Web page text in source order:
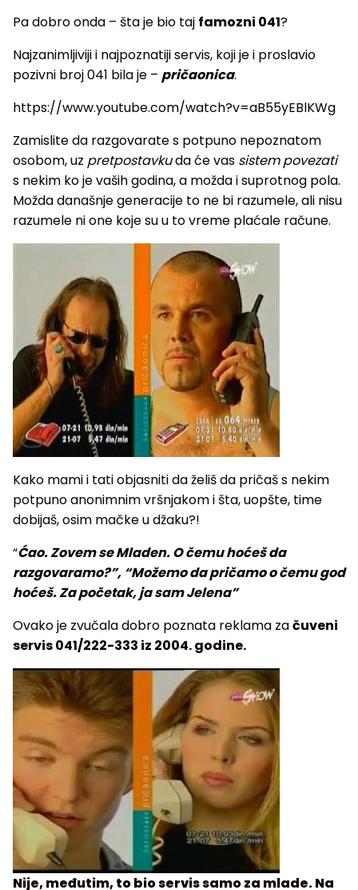
Pa dobro onda – šta je bio taj famozni 041?
Najzanimljiviji i najpoznatiji servis, koji je i proslavio
pozivni broj 041 bila je – pričaonica.
https://www.youtube.com/watch?v=aB55yEBlKWg
Zamislite da razgovarate s potpuno nepoznatom
osobom, uz pretpostavkuda će vas sistem povezati
s nekim ko je vaših godina, a možda i suprotnog pola.
Možda današnje generacije to ne bi razumele, ali nisu
razumele ni one koje su u to vreme plaćale račune.
Kako mami i tati objasniti da želiš da pričaš s nekim
potpuno anonimnim vršnjakom i šta, uopšte, time
dobijaš, osim mačke u džaku?!
“Ćao. Zovem se Mladen. O čemu hoćeš da
razgovaramo?”, “Možemo da pričamo o čemu god
hoćeš. Za početak, ja sam Jelena”
Ovako je zvučala dobro poznata reklama začuveni
servis 041/222-333 iz 2004. godine.
Nije, međutim, to bio servis samo za mlade. Na